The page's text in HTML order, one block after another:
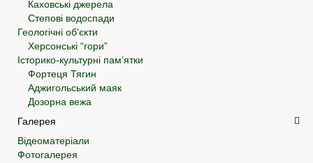
Каховські джерела
Степові водоспади
Геологічні об’єкти
Херсонські “гори”
Історико-культурні пам’ятки
Фортеця Тягин
Аджигольський маяк
Дозорна вежа
Галерея
Відеоматеріали
Фотогалерея